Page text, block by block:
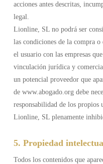
acciones antes descritas,
legal.
Lionline, SL no podrá ser
las condiciones de la compra
el usuario con las empresas
vinculación jurídica y
un potencial proveedor que
de www.abogado.org debe
responsabilidad de los propios
Lionline, SL plenamente
5. Propiedad
Todos los contenidos que